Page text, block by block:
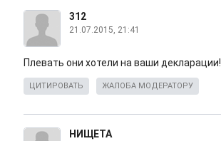
312
21.07.2015, 21:41
Плевать они хотели на ваши декларации!
ЦИТИРОВАТЬ ЖАЛОБА МОДЕРАТОРУ
НИЩЕТА